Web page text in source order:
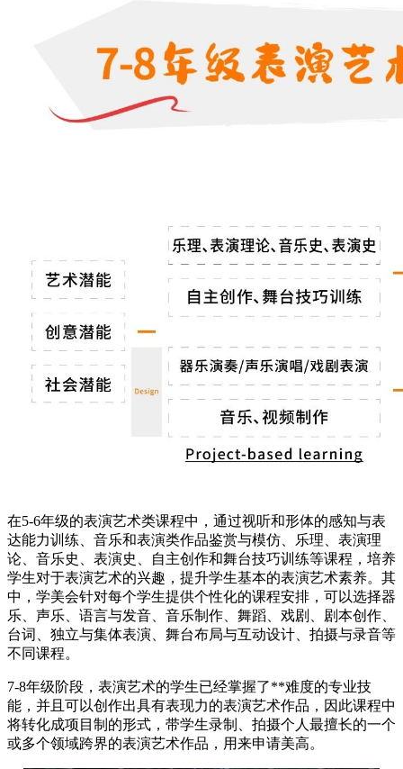
在5-6年级的表演艺术类课程中，通过视听和形体的感知与表
达能力训练、音乐和表演类作品鉴赏与模仿、乐理、表演理
论、音乐史、表演史、自主创作和舞台技巧训练等课程，培养
学生对于表演艺术的兴趣，提升学生基本的表演艺术素养。其
中，学美会针对每个学生提供个性化的课程安排，可以选择器
乐、声乐、语言与发音、音乐制作、舞蹈、戏剧、剧本创作、
台词、独立与集体表演、舞台布局与互动设计、拍摄与录音等
不同课程。
7-8年级阶段，表演艺术的学生已经掌握了**难度的专业技
能，并且可以创作出具有表现力的表演艺术作品，因此课程中
将转化成项目制的形式，带学生录制、拍摄个人最擅长的一个
或多个领域跨界的表演艺术作品，用来申请美高。